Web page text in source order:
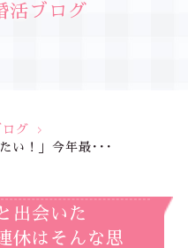
活ブログ
グ
>
い！」今年最･･･
出会いた
休はそんな思